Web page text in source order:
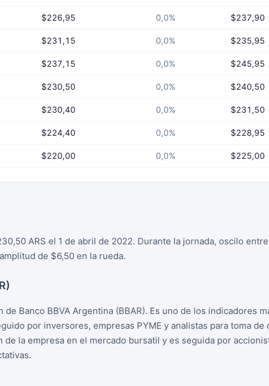
$226,95 0,0% $237,90
$231,15 0,0% $235,95
$237,15 0,0% $245,95
$230,50 0,0% $240,50
$230,40 0,0% $231,50
$224,40 0,0% $228,95
$220,00 0,0% $225,00
ARS el 1 de abril de 2022. Durante la jornada, oscilo
de $6,50 en la rueda.
de Banco BBVA Argentina (BBAR). Es uno de los indicadores
por inversores, empresas PYME y analistas para toma de
de la empresa en el mercado bursatil y es seguida por